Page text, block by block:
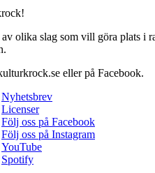
olika slag som vill göra plats i
eller på Facebook.
Nyhetsbrev
Licenser
Följ oss på Facebook
Följ oss på Instagram
YouTube
Spotify